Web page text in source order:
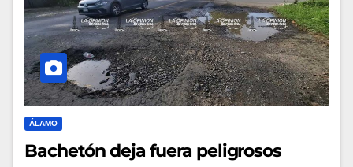
ÁLAMO
Bachetón deja fuera peligrosos